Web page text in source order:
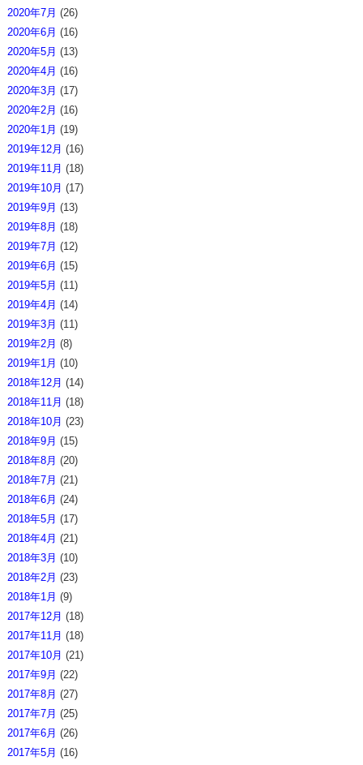
2020年7月 (26)
2020年6月 (16)
2020年5月 (13)
2020年4月 (16)
2020年3月 (17)
2020年2月 (16)
2020年1月 (19)
2019年12月 (16)
2019年11月 (18)
2019年10月 (17)
2019年9月 (13)
2019年8月 (18)
2019年7月 (12)
2019年6月 (15)
2019年5月 (11)
2019年4月 (14)
2019年3月 (11)
2019年2月 (8)
2019年1月 (10)
2018年12月 (14)
2018年11月 (18)
2018年10月 (23)
2018年9月 (15)
2018年8月 (20)
2018年7月 (21)
2018年6月 (24)
2018年5月 (17)
2018年4月 (21)
2018年3月 (10)
2018年2月 (23)
2018年1月 (9)
2017年12月 (18)
2017年11月 (18)
2017年10月 (21)
2017年9月 (22)
2017年8月 (27)
2017年7月 (25)
2017年6月 (26)
2017年5月 (16)